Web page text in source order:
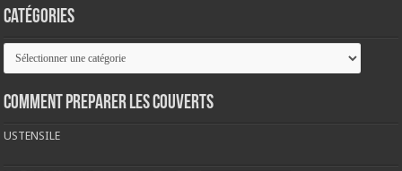
Catégories
Catégories
COMMENT PREPARER LES COUVERTS
USTENSILE